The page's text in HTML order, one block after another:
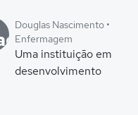
Douglas Nascimento •
Enfermagem
Uma instituição em
desenvolvimento